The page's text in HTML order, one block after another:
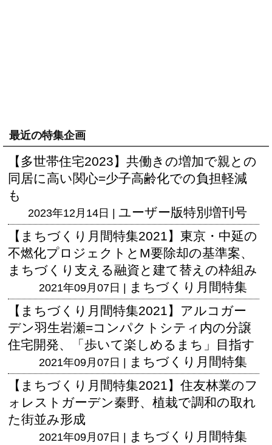
最近の特集企画
【多世帯住宅2023】共働きの増加で親との
同居に高い関心=少子高齢化での負担軽減
も
2023年12月14日 | ユーザー版特別増刊号
【まちづくり月間特集2021】東京・中延の
不燃化プロジェクトとM要除却の基準案、
まちづくり支える融資と建て替えの枠組み
2021年09月07日 |
まちづくり月間特集
【まちづくり月間特集2021】アルコガー
デン羽生岩瀬=コンパクトシティ内の分譲
住宅開発、「歩いて楽しめるまち」目指す
2021年09月07日 |
まちづくり月間特集
【まちづくり月間特集2021】住友林業のフ
ォレストガーデン秦野、植栽で調和の取れ
た街並み形成
2021年09月07日 |
まちづくり月間特集